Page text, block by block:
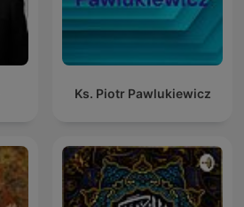
Ks. Piotr Pawlukiewicz